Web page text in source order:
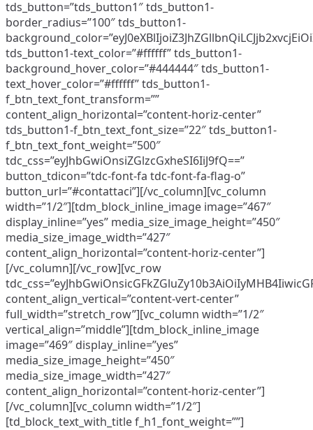
tds_button=”tds_button1″ tds_button1-
border_radius=”100″ tds_button1-
tds_button1-text_color=”#ffffff” tds_button1-
background_hover_color=”#444444″ tds_button1-
text_hover_color=”#ffffff” tds_button1-
f_btn_text_font_transform=””
content_align_horizontal=”content-horiz-center”
tds_button1-f_btn_text_font_size=”22″ tds_button1-
f_btn_text_font_weight=”500″
tdc_css=”eyJhbGwiOnsiZGlzcGxheSI6IiJ9fQ==”
button_tdicon=”tdc-font-fa tdc-font-fa-flag-o”
button_url=”#contattaci”][/vc_column][vc_column
width=”1/2″][tdm_block_inline_image image=”467″
display_inline=”yes” media_size_image_height=”450″
media_size_image_width=”427″
content_align_horizontal=”content-horiz-center”]
[/vc_column][/vc_row][vc_row
content_align_vertical=”content-vert-center”
full_width=”stretch_row”][vc_column width=”1/2″
vertical_align=”middle”][tdm_block_inline_image
image=”469″ display_inline=”yes”
media_size_image_height=”450″
media_size_image_width=”427″
content_align_horizontal=”content-horiz-center”]
[/vc_column][vc_column width=”1/2″]
[td_block_text_with_title f_h1_font_weight=””]